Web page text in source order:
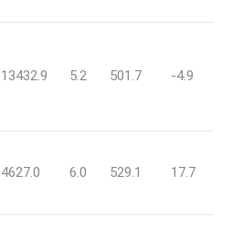
13432.9 5.2 501.7 -4.9
4627.0 6.0 529.1 17.7